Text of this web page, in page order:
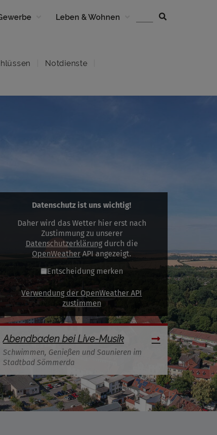
Leben & Wohnen
Notdienste
Datenschutz ist uns wichtig!
Daher wird das Wetter hier erst nach
Zustimmung zu unserer
Datenschutzerklärungdurch die
OpenWeather API angezeigt.
Entscheidung merken
Verwendung der OpenWeather API
zustimmen
Abendbaden bei Live-Musik
Schwimmen, Genießen und Saunieren im
Stadtbad Sömmerda